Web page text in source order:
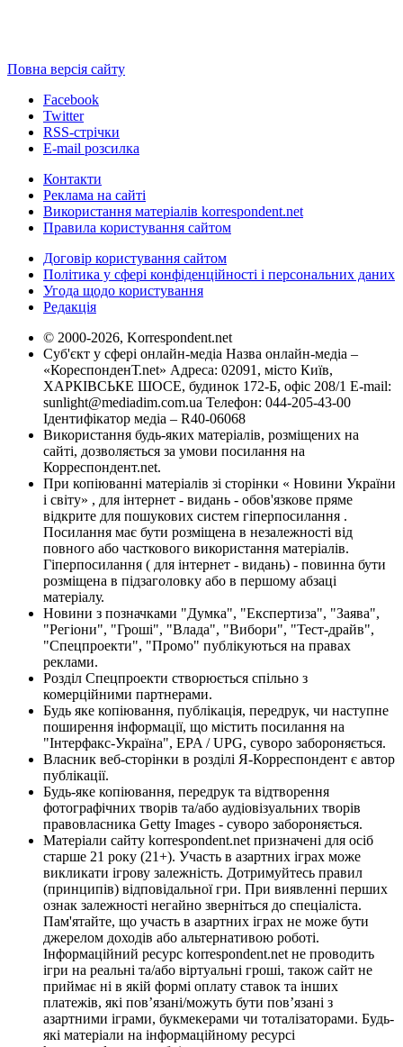
Повна версія сайту
Facebook
Twitter
RSS-стрічки
E-mail розсилка
Контакти
Реклама на сайті
Використання матеріалів korrespondent.net
Правила користування сайтом
Договір користування сайтом
Політика у сфері конфіденційності і персональних даних
Угода щодо користування
Редакція
© 2000-2026, Korrespondent.net
Суб'єкт у сфері онлайн-медіа Назва онлайн-медіа –
«КореспонденТ.net» Адреса: 02091, місто Київ,
ХАРКІВСЬКЕ ШОСЕ, будинок 172-Б, офіс 208/1 E-mail:
sunlight@mediadim.com.ua Телефон: 044-205-43-00
Ідентифікатор медіа – R40-06068
Використання будь-яких матеріалів, розміщених на
сайті, дозволяється за умови посилання на
Корреспондент.net.
При копіюванні матеріалів зі сторінки « Новини України
і світу» , для інтернет - видань - обов'язкове пряме
відкрите для пошукових систем гіперпосилання .
Посилання має бути розміщена в незалежності від
повного або часткового використання матеріалів.
Гіперпосилання ( для інтернет - видань) - повинна бути
розміщена в підзаголовку або в першому абзаці
матеріалу.
Новини з позначками "Думка", "Експертиза", "Заява",
"Регіони", "Гроші", "Влада", "Вибори", "Тест-драйв",
"Спецпроекти", "Промо" публікуються на правах
реклами.
Розділ Спецпроекти створюється спільно з
комерційними партнерами.
Будь яке копіювання, публікація, передрук, чи наступне
поширення інформації, що містить посилання на
"Інтерфакс-Україна", EPA / UPG, суворо забороняється.
Власник веб-сторінки в розділі Я-Корреспондент є автор
публікації.
Будь-яке копіювання, передрук та відтворення
фотографічних творів та/або аудіовізуальних творів
правовласника Getty Images - суворо забороняється.
Матеріали сайту korrespondent.net призначені для осіб
старше 21 року (21+). Участь в азартних іграх може
викликати ігрову залежність. Дотримуйтесь правил
(принципів) відповідальної гри. При виявленні перших
ознак залежності негайно зверніться до спеціаліста.
Пам'ятайте, що участь в азартних іграх не може бути
джерелом доходів або альтернативою роботі.
Інформаційний ресурс korrespondent.net не проводить
ігри на реальні та/або віртуальні гроші, також сайт не
приймає ні в якій формі оплату ставок та інших
платежів, які пов’язані/можуть бути пов’язані з
азартними іграми, букмекерами чи тоталізаторами. Будь-
які матеріали на інформаційному ресурсі